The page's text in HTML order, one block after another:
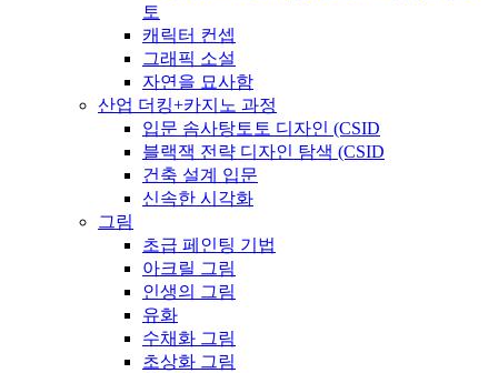
토
캐릭터 컨셉
그래픽 소설
자연을 묘사함
산업 더킹+카지노 과정
입문 솜사탕토토 디자인 (CSID
블랙잭 전략 디자인 탐색 (CSID
건축 설계 입문
신속한 시각화
그림
초급 페인팅 기법
아크릴 그림
인생의 그림
유화
수채화 그림
초상화 그림